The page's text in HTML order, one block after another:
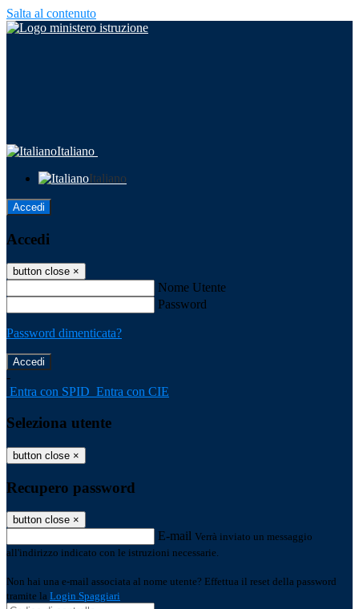
Salta al contenuto
Italiano
Italiano
Accedi
Accedi
button close ×
Nome Utente
Password
Password dimenticata?
-
Entra con SPID Entra con CIE
Seleziona utente
button close ×
Recupero password
button close ×
E-mail Verrà inviato un messaggio
all'indirizzo indicato con le istruzioni necessarie.
Non hai una e-mail associata al nome utente? Effettua il reset della password
tramite la Login Spaggiari